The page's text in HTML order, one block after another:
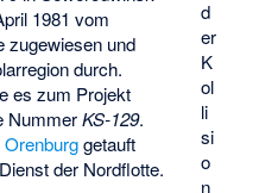
d
er
K
ol
li
si
o
n
1981 vom
zugewiesen und
durch.
es zum Projekt
NummerKS-129.
Orenburggetauft
der Nordflotte.